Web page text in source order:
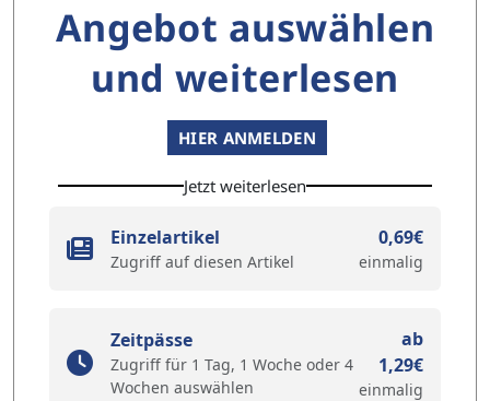
Angebot auswählen
und weiterlesen
HIER ANMELDEN
Jetzt weiterlesen
Einzelartikel
Zugriff auf diesen Artikel
0,69€
einmalig
Zeitpässe
Zugriff für 1 Tag, 1 Woche oder 4
Wochen auswählen
ab
1,29€
einmalig